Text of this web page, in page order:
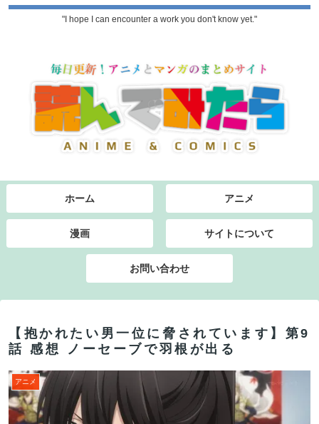
"I hope I can encounter a work you don't know yet."
ホーム アニメ
漫画 サイトについて
お問い合わせ
【抱かれたい男一位に脅されています】第9
話 感想 ノーセーブで羽根が出る
アニメ